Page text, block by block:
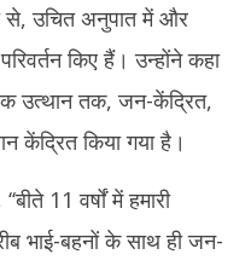
से, उचित अनुपात में और
किए हैं। उन्होंने कहा
उत्थान तक, जन-केंद्रित,
केंद्रित किया गया है।
11 वर्षों में हमारी
भाई-बहनों के साथ ही जन-